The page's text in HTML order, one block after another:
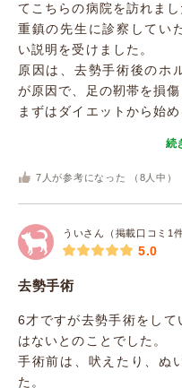
てこちらの病院を訪れまし
重鎮の先生に診察してい
い説明を受けました。
原因は、去勢手術後のホ
が原因で、足の靭帯を損
まずはダイエットから始
続
7 人が参考になった （ 8 人中）
ういさん（掲載口コミ1
5.0
去勢手術
6才ですが去勢手術をし
はないとのことでした。
手術前は、吠えたり、ぬ
た。